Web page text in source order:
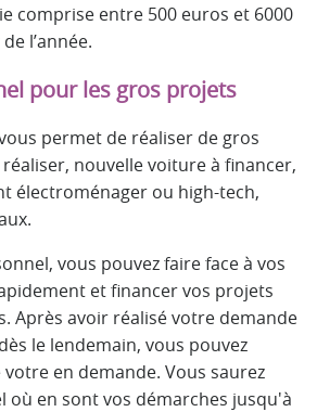
comprise entre 500 euros et 6000
l’année.
pour les gros projets
permet de réaliser de gros
nouvelle voiture à financer,
électroménager ou high-tech,
vous pouvez faire face à vos
et financer vos projets
Après avoir réalisé votre demande
le lendemain, vous pouvez
en demande. Vous saurez
où en sont vos démarches jusqu'à